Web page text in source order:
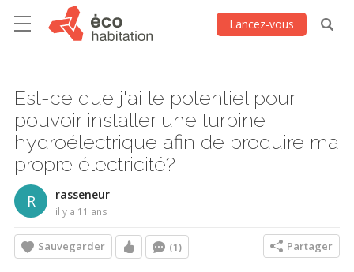
Lancez-vous
Est-ce que j'ai le potentiel pour
pouvoir installer une turbine
hydroélectrique afin de produire ma
propre électricité?
R rasseneur
il y a 11 ans
Sauvegarder (1) Partager